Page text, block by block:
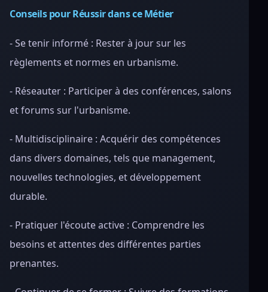
Conseils pour Réussir dans ce Métier
- Se tenir informé : Rester à jour sur les
règlements et normes en urbanisme.
- Réseauter : Participer à des conférences, salons
et forums sur l'urbanisme.
- Multidisciplinaire : Acquérir des compétences
dans divers domaines, tels que management,
nouvelles technologies, et développement
durable.
- Pratiquer l'écoute active : Comprendre les
besoins et attentes des différentes parties
prenantes.